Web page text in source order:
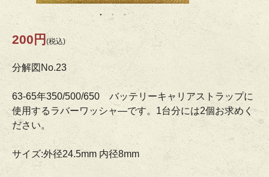
200円 (税込)
分解図No.23
63-65年350/500/650 バッテリーキャリアストラップに
使用するラバーワッシャ―です。1台分には2個お求めく
ださい。
サイズ:外径24.5mm 内径8mm